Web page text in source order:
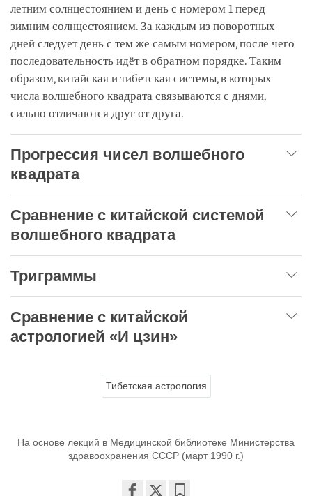
летним солнцестоянием и день с номером 1 перед
зимним солнцестоянием. За каждым из поворотных
дней следует день с тем же самым номером, после чего
последовательность идёт в обратном порядке. Таким
образом, китайская и тибетская системы, в которых
числа волшебного квадрата связываются с днями,
сильно отличаются друг от друга.
Прогрессия чисел волшебного
квадрата
Сравнение с китайской системой
волшебного квадрата
Триграммы
Сравнение с китайской
астрологией «И цзин»
Тибетская астрология
На основе лекций в Медицинской библиотеке Министерства
здравоохранения СССР (март 1990 г.)